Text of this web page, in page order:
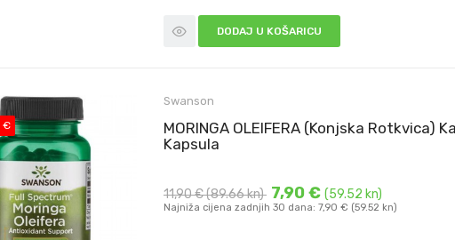
DODAJ U KOŠARICU
€
Swanson
MORINGA OLEIFERA (Konjska Rotkvica)
Kapsula
11,90 €(89.66 kn) 7,90 € (59.52 kn)
Najniža cijena zadnjih 30 dana: 7,90 € (59.52 kn)